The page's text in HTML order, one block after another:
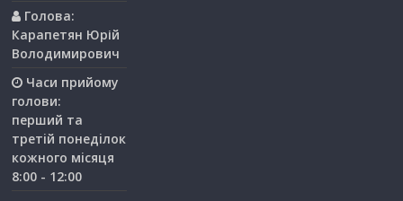
Голова:
Карапетян Юрій
Володимирович
Часи прийому
голови:
перший та
третiй понедiлок
кожного мiсяця
8:00 - 12:00